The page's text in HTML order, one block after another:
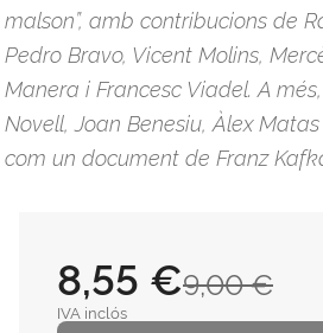
malson”, amb contribucions de
Pedro Bravo, Vicent Molins,
Manera i Francesc Viadel. A
Novell, Joan Benesiu, Àlex
com un document de Franz
9,00 €
8,55 €
IVA inclós